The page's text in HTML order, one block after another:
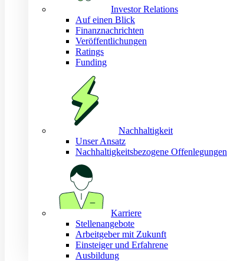
Investor Relations
Auf einen Blick
Finanznachrichten
Veröffentlichungen
Ratings
Funding
Nachhaltigkeit
Unser Ansatz
Nachhaltigkeitsbezogene Offenlegungen
Karriere
Stellenangebote
Arbeitgeber mit Zukunft
Einsteiger und Erfahrene
Ausbildung